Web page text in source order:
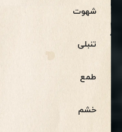
شهوت
تنبلی
طمع
خشم